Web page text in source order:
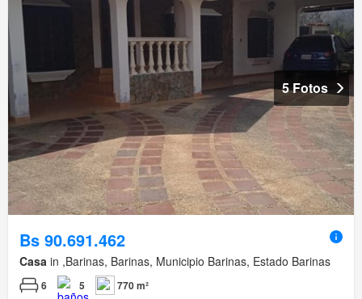
5 Fotos
Bs 90.691.462
Casa in ,Barinas, Barinas, Municipio Barinas, Estado Barinas
6 5 770 m²